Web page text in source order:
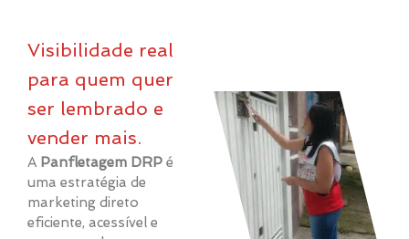
Visibilidade real
para quem quer
ser lembrado e
vender mais.
A Panfletagem DRP é
uma estratégia de
marketing direto
eficiente, acessível e